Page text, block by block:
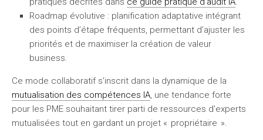
Roadmap évolutive : planification adaptative intégrant
des points d’étape fréquents, permettant d’ajuster les
priorités et de maximiser la création de valeur
business.
Ce mode collaboratif s’inscrit dans la dynamique de la
mutualisation des compétences IA, une tendance forte
pour les PME souhaitant tirer parti de ressources d’experts
mutualisées tout en gardant un projet « propriétaire ».